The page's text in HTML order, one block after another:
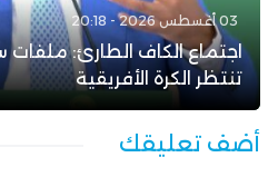
03 أغسطس 2026 - 20:18
اجتماع الكاف الطارئ: ملفات
تنتظر الكرة الأفريقية
أضف تعليقك